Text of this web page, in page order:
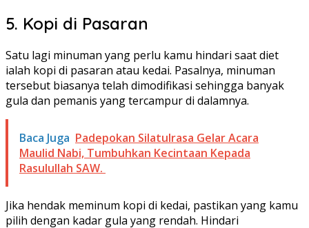
5. Kopi di Pasaran
Satu lagi minuman yang perlu kamu hindari saat diet
ialah kopi di pasaran atau kedai. Pasalnya, minuman
tersebut biasanya telah dimodifikasi sehingga banyak
gula dan pemanis yang tercampur di dalamnya.
Baca Juga Padepokan Silatulrasa Gelar Acara
Maulid Nabi, Tumbuhkan Kecintaan Kepada
Rasulullah SAW.
Jika hendak meminum kopi di kedai, pastikan yang kamu
pilih dengan kadar gula yang rendah. Hindari